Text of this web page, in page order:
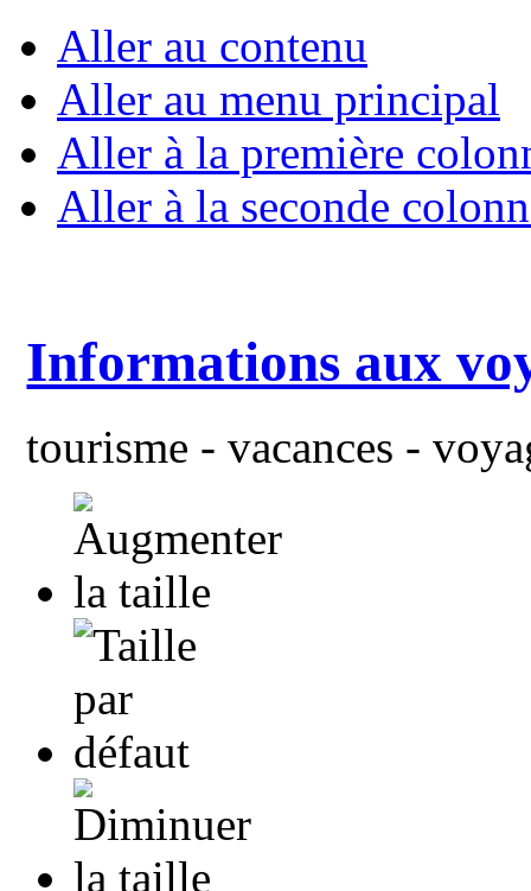
Aller au contenu
Aller au menu principal
Aller à la première
Aller à la seconde
Informations aux
tourisme - vacances -